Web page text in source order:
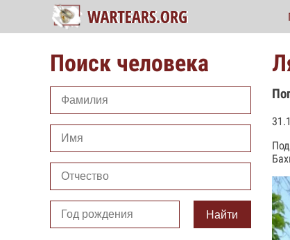
Поиск человека
Найти